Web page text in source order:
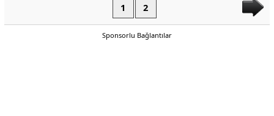
1 2
Sponsorlu Bağlantılar